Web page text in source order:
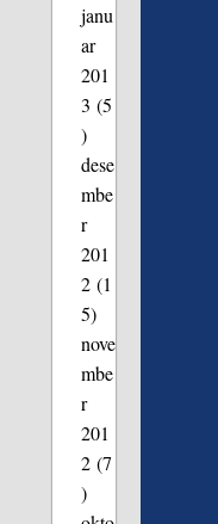
janu
ar
201
3 (5
)
dese
mbe
r
201
2(1
5)
nove
mbe
r
201
2(7
)